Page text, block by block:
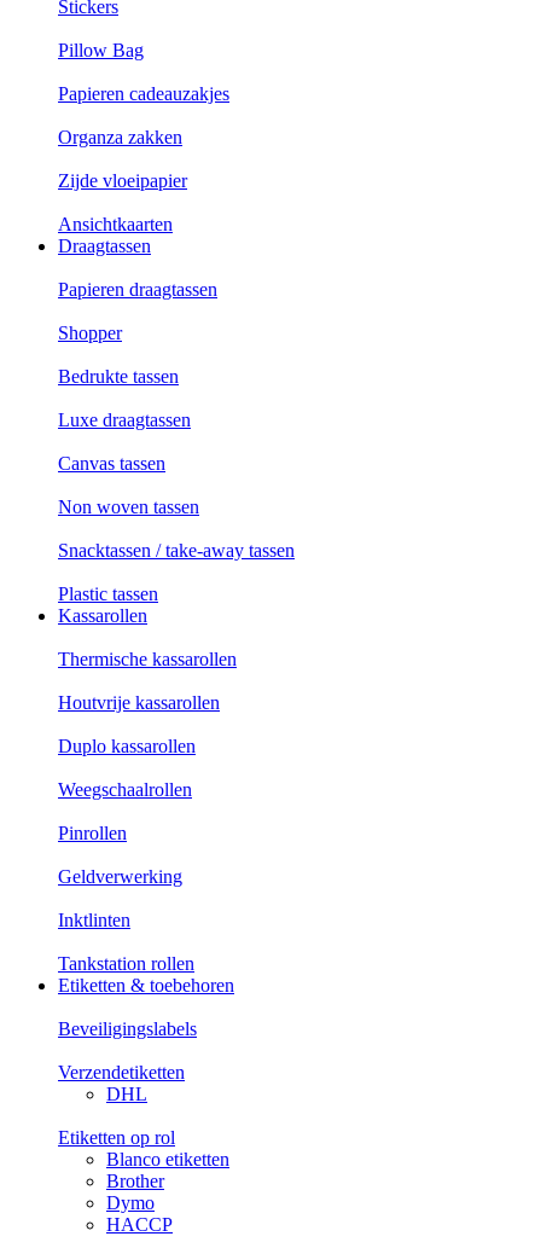
Stickers
Pillow Bag
Papieren cadeauzakjes
Organza zakken
Zijde vloeipapier
Ansichtkaarten
Draagtassen
Papieren draagtassen
Shopper
Bedrukte tassen
Luxe draagtassen
Canvas tassen
Non woven tassen
Snacktassen / take-away tassen
Plastic tassen
Kassarollen
Thermische kassarollen
Houtvrije kassarollen
Duplo kassarollen
Weegschaalrollen
Pinrollen
Geldverwerking
Inktlinten
Tankstation rollen
Etiketten & toebehoren
Beveiligingslabels
Verzendetiketten
DHL
Etiketten op rol
Blanco etiketten
Brother
Dymo
HACCP